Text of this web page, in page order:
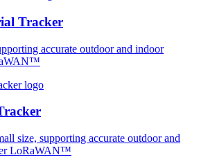
Tracker
accurate outdoor and indoor
size, supporting accurate outdoor and
LoRaWAN™